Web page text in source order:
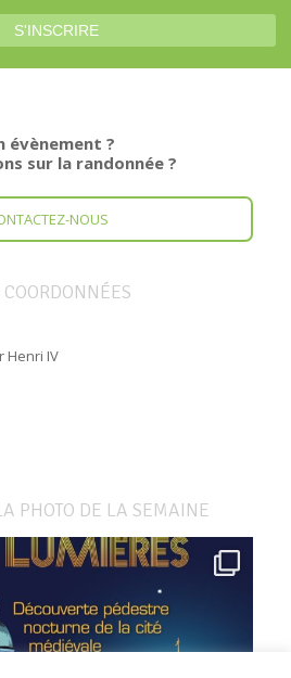
évènement ?
sur la randonnée ?
NOUS
COORDONNÉES
Henri IV
PHOTO DE LA SEMAINE